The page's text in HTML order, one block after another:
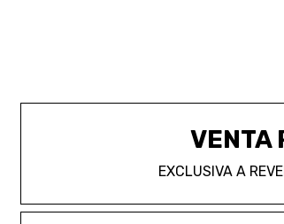
VENTA
EXCLUSIVA A